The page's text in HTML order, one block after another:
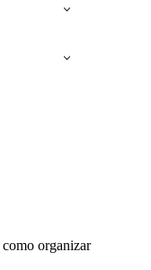
como organizar